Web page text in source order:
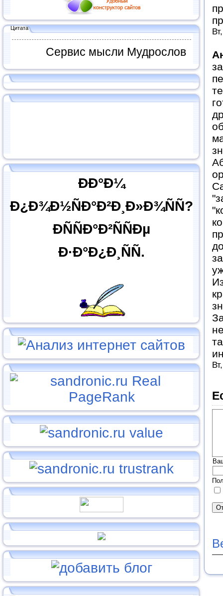
Цитата
Сервис мысли Мудрослов
ÐÐ°Ð¼
Ð¿Ð¾Ð½ÑÐ°Ð²Ð¸Ð»Ð¾ÑÑ?
ÐÑÑÐ°Ð²ÑÑÐµ
Ð·Ð°Ð¿Ð¸ÑÑ.